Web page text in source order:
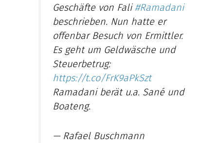
Geschäfte von Fali #Ramadani
beschrieben. Nun hatte er
offenbar Besuch von Ermittler.
Es geht um Geldwäsche und
Steuerbetrug:
https://t.co/FrK9aPkSzt
Ramadani berät u.a. Sané und
Boateng.
— Rafael Buschmann